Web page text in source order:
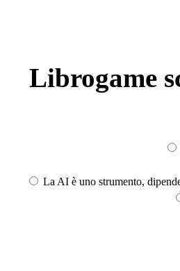
Librogame
La AI è uno strumento,